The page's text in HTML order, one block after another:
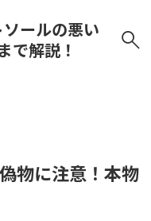
ソールの悪い
で解説！
物に注意！本物